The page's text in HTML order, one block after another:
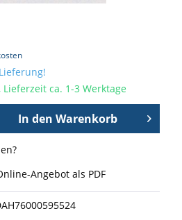
ca. 1-3 Werktage
In den Warenkorb
Angebot als PDF